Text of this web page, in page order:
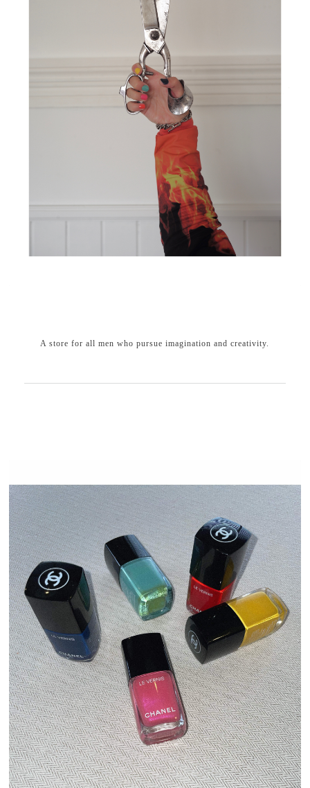
A store for all men who pursue imagination and creativity.